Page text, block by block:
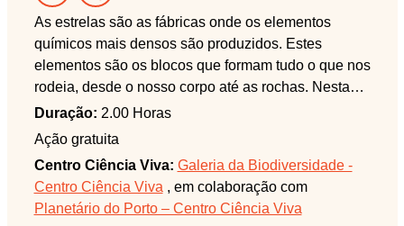
caranguejos, algas e outros seres adaptados às
poças de maré — e conhecer as suas fascinantes
estratégias de sobrevivência. E, por fim, deixe-se
envolver pela lenda da moura encantada e do seu
ciumento marido homem-peixe. Se tiver coragem,
visite as suas misteriosas moradas subaquáticas: a
furna inundada do Fundão dos Roxos Pretos e a
enigmática piscina do Tanque da Moura.
As estrelas são as fábricas onde os elementos
químicos mais densos são produzidos. Estes
elementos são os blocos que formam tudo o que nos
rodeia, desde o nosso corpo até as rochas. Nesta
atividade vamos conhecer a paisagem geológica e
os céus de Lavadores. A aventura começa ainda
antes do sol se pôr, num percurso pedestre pela
Praia de Lavadores ao longo do qual poderemos
conhecer e distinguir o tipo de rochas existentes e
os seus agentes modeladores. Enquanto a noite não
Duração: 2.00 Horas
Ação gratuita
Centro Ciência Viva: Galeria da Biodiversidade -
Centro Ciência Viva , em colaboração com
Planetário do Porto – Centro Ciência Viva